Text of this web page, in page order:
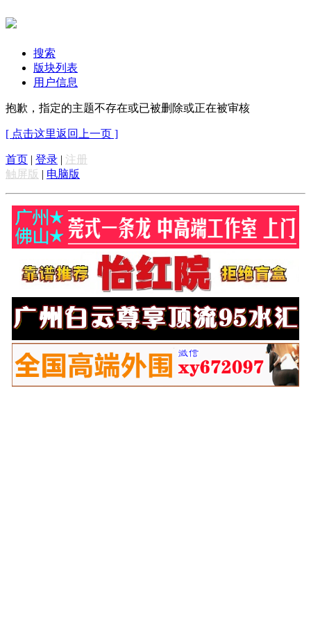
搜索
版块列表
用户信息
抱歉，指定的主题不存在或已被删除或正在被审核
[ 点击这里返回上一页 ]
首页 | 登录 | 注册
触屏版 | 电脑版